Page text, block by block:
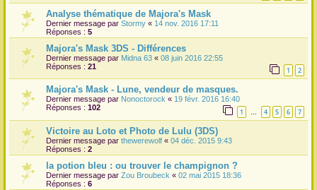
Analyse thématique de Majora's Mask
Dernier message par Stormy « 14 nov. 2016 17:11
Réponses : 5
Majora's Mask 3DS - Différences
Dernier message par Midna 63 « 08 juin 2016 22:55
Réponses : 21 1 2
Majora's Mask - Lune, vendeur de masques.
Dernier message par Nonoctorock « 19 févr. 2016 16:40
Réponses : 102 1 … 4 5 6 7
Victoire au Loto et Photo de Lulu (3DS)
Dernier message par thewerewolf « 04 déc. 2015 9:43
Réponses : 2
la potion bleu : ou trouver le champignon ?
Dernier message par Zou Broubeck « 02 mai 2015 18:36
Réponses : 6